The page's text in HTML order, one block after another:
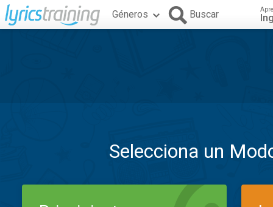
Géneros Buscar
Selecciona un